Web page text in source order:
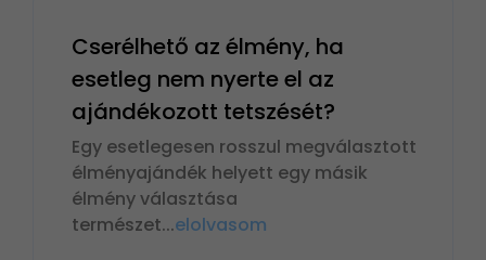
Cserélhető az élmény, ha
esetleg nem nyerte el az
ajándékozott tetszését?
Egy esetlegesen rosszul megválasztott
élményajándék helyett egy másik
élmény választása
természet...elolvasom